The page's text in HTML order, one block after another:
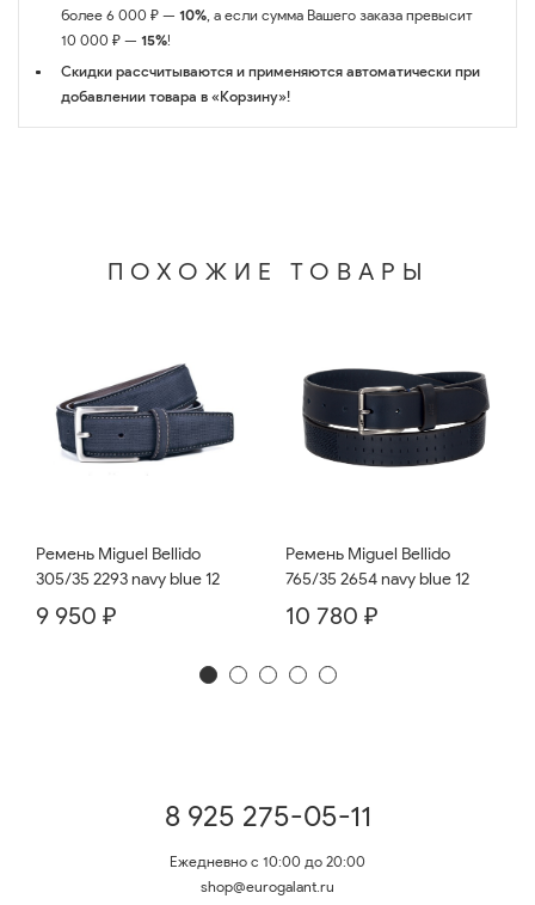
более 6 000 ₽ — 10%, а если сумма Вашего заказа превысит
10 000 ₽ — 15%!
Скидки рассчитываются и применяются автоматически при
добавлении товара в «Корзину»!
ПОХОЖИЕ ТОВАРЫ
Ремень Miguel Bellido
305/35 2293 navy blue 12
9 950 ₽
Ремень Miguel Bellido
765/35 2654 navy blue 12
10 780 ₽
8 925 275-05-11
Ежедневно с 10:00 до 20:00
shop@eurogalant.ru